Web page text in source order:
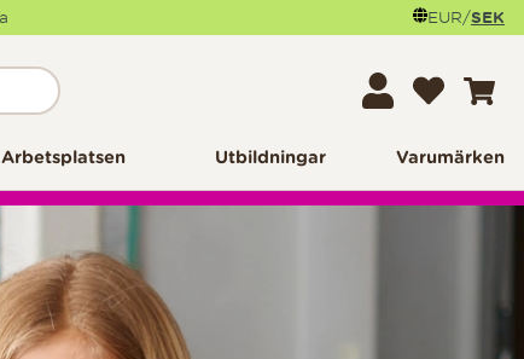
EUR/SEK
Arbetsplatsen Utbildningar Varumärken